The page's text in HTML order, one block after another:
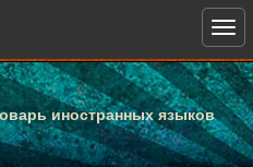
иностранных языков